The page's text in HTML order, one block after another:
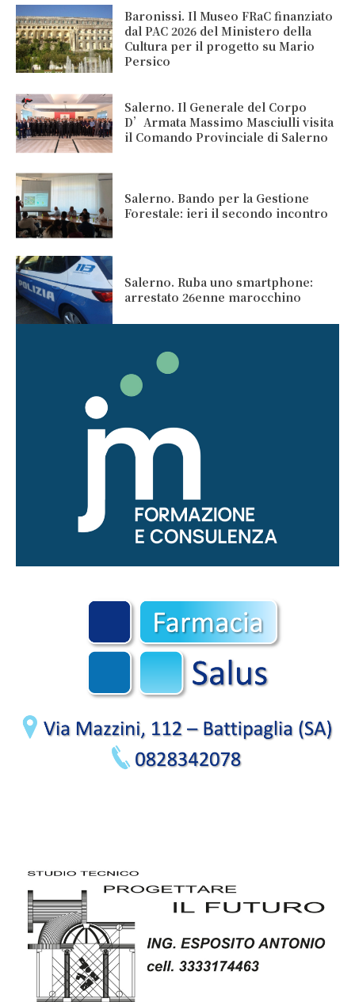
Baronissi. Il Museo FRaC finanziato
dal PAC 2026 del Ministero della
Cultura per il progetto su Mario
Persico
Salerno. Il Generale del Corpo
D’Armata Massimo Masciulli visita
il Comando Provinciale di Salerno
Salerno. Bando per la Gestione
Forestale: ieri il secondo incontro
Salerno. Ruba uno smartphone:
arrestato 26enne marocchino